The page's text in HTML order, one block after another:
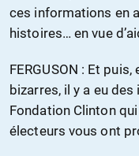
ces informations en
histoires… en vue
FERGUSON : Et
bizarres, il y a eu
Fondation Clinton
électeurs vous ont